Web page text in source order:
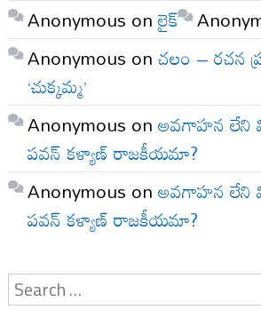
Anonymous onలైక్
Anonymous onచలం – రచన
‘చుక్కమ్మ’
Anonymous onఅవగాహన లేని
పవన్ కళ్యాణ్ రాజకీయమా?
Anonymous onఅవగాహన లేని
పవన్ కళ్యాణ్ రాజకీయమా?